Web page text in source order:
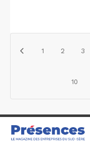
1 2 3
10